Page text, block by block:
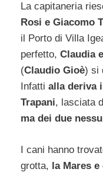
La capitaneria
Rosi e Giacomo
il Porto di Villa
perfetto, Claudia
(Claudio Gioè) si
Infatti alla deriva
Trapani, lasciata
ma dei due
I cani hanno
grotta, la Mares e